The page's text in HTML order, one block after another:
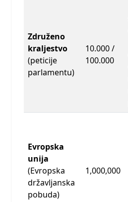
Združeno
kraljestvo
(peticije
parlamentu)
10.000 /
100.000
Evropska
unija
(Evropska
državljanska
pobuda)
1,000,000